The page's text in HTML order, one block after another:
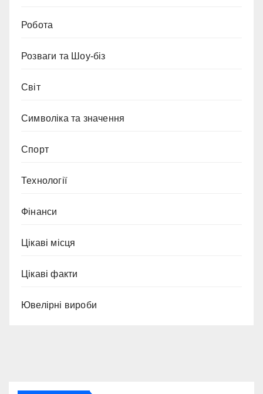
Робота
Розваги та Шоу-біз
Світ
Символіка та значення
Спорт
Технології
Фінанси
Цікаві місця
Цікаві факти
Ювелірні вироби